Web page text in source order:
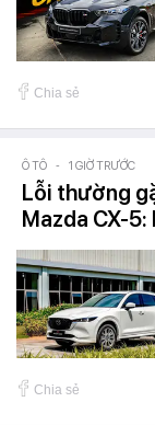
Chia sẻ
Ô TÔ - 1 GIỜ TRƯỚC
Lỗi thường
Mazda CX-
Chia sẻ